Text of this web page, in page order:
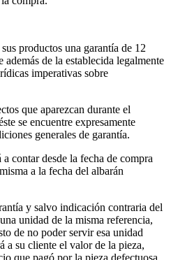
productos una garantía de 12
además de la establecida legalmente
imperativas sobre
que aparezcan durante el
se encuentre expresamente
generales de garantía.
contar desde la fecha de compra
a la fecha del albarán
y salvo indicación contraria del
unidad de la misma referencia,
de no poder servir esa unidad
a su cliente el valor de la pieza,
que pagó por la pieza defectuosa